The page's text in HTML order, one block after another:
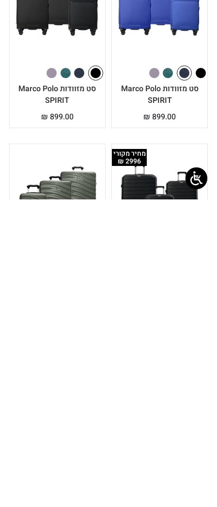
סט מזוודות Marco Polo
SPIRIT
₪ 899.00
סט מזוודות Marco Polo
SPIRIT
₪ 899.00
מחיר מקורי
2996 ₪